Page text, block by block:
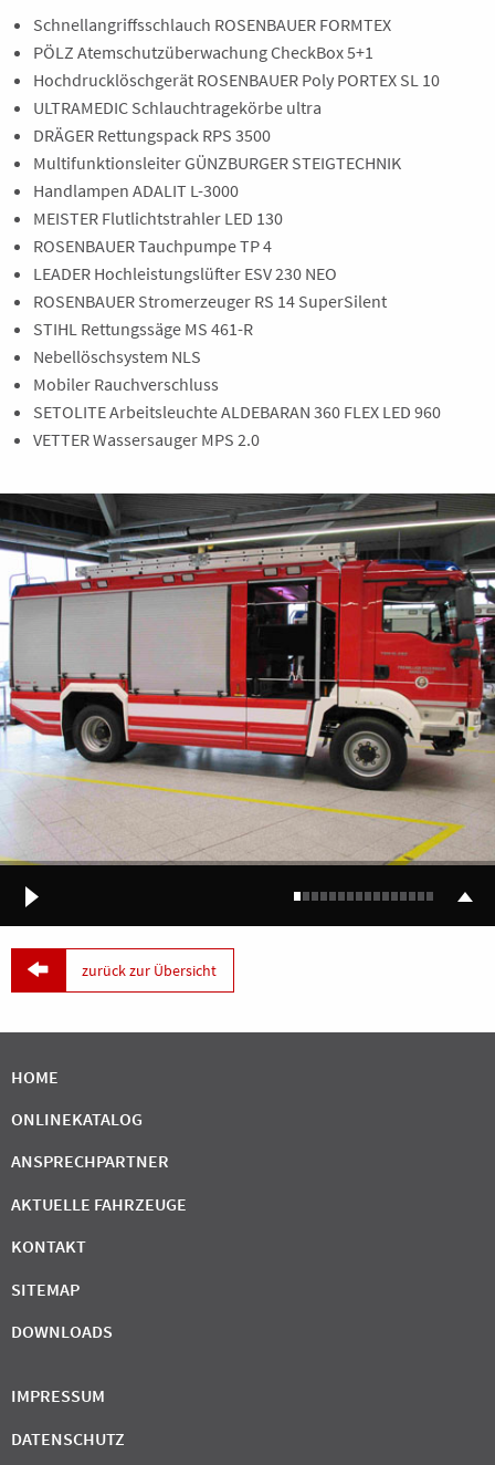
Schnellangriffsschlauch ROSENBAUER FORMTEX
PÖLZ Atemschutzüberwachung CheckBox 5+1
Hochdrucklöschgerät ROSENBAUER Poly PORTEX SL 10
ULTRAMEDIC Schlauchtragekörbe ultra
DRÄGER Rettungspack RPS 3500
Multifunktionsleiter GÜNZBURGER STEIGTECHNIK
Handlampen ADALIT L-3000
MEISTER Flutlichtstrahler LED 130
ROSENBAUER Tauchpumpe TP 4
LEADER Hochleistungslüfter ESV 230 NEO
ROSENBAUER Stromerzeuger RS 14 SuperSilent
STIHL Rettungssäge MS 461-R
Nebellöschsystem NLS
Mobiler Rauchverschluss
SETOLITE Arbeitsleuchte ALDEBARAN 360 FLEX LED 960
VETTER Wassersauger MPS 2.0
 zurück zur Übersicht
HOME
ONLINEKATALOG
ANSPRECHPARTNER
AKTUELLE FAHRZEUGE
KONTAKT
SITEMAP
DOWNLOADS
IMPRESSUM
DATENSCHUTZ